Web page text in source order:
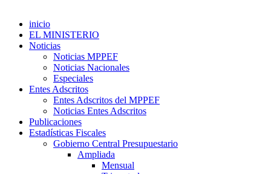
inicio
EL MINISTERIO
Noticias
Noticias MPPEF
Noticias Nacionales
Especiales
Entes Adscritos
Entes Adscritos del MPPEF
Noticias Entes Adscritos
Publicaciones
Estadísticas Fiscales
Gobierno Central Presupuestario
Ampliada
Mensual